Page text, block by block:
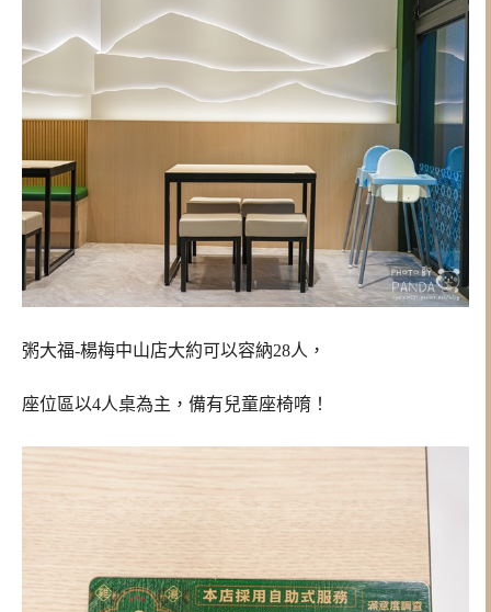
粥大福-楊梅中山店大約可以容納28人，
座位區以4人桌為主，備有兒童座椅唷！